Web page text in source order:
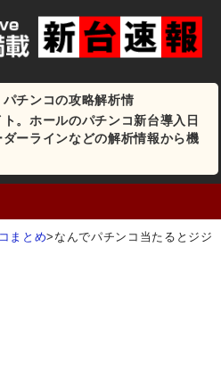
チンコの攻略解析情
。ホールのパチンコ新台導入日
ーラインなどの解析情報から機
まとめ> なんでパチンコ当たるとジジ